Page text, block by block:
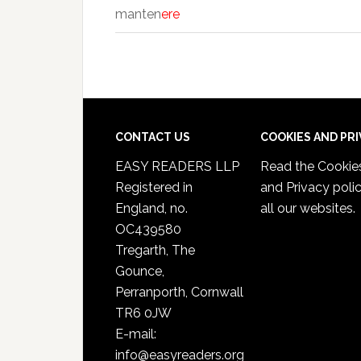
mantenere
CONTACT US
EASY READERS LLP
Registered in
England, no.
OC439580
Tregarth, The
Gounce,
Perranporth, Cornwall
TR6 0JW
E-mail:
info@easyreaders.org
COOKIES AND
Read the
and Privacy
all our websites.